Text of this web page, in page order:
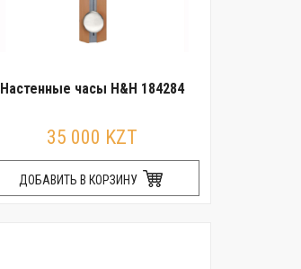
Настенные часы H&H 184284
35 000 KZT
ДОБАВИТЬ В КОРЗИНУ